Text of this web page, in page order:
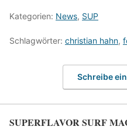
Kategorien: News, SUP
Schlagwörter: christian hahn,
Schreibe
SUPERFLAVOR SURF